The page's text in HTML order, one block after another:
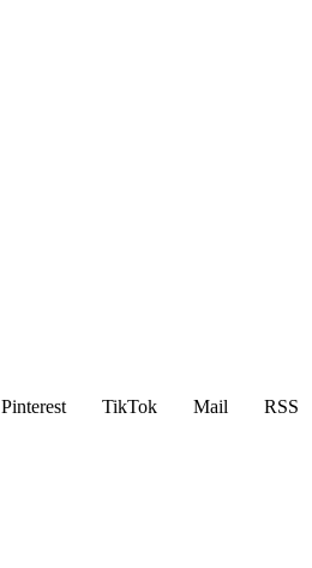
Pinterest TikTok Mail
RSS